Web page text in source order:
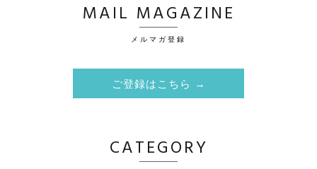
MAIL MAGAZINE
メルマガ登録
ご登録はこちら →
CATEGORY